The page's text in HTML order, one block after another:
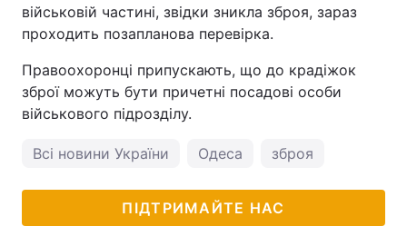
військовій частині, звідки зникла зброя, зараз
проходить позапланова перевірка.
Правоохоронці припускають, що до крадіжок
зброї можуть бути причетні посадові особи
військового підрозділу.
Всі новини України Одеса зброя
ПІДТРИМАЙТЕ НАС